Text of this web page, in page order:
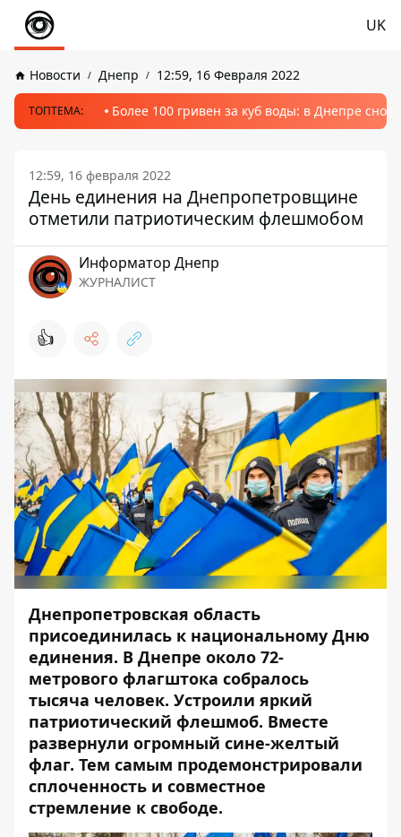
UK
Новости Днепр 12:59, 16 Февраля 2022
ТОПТЕМА: Более 100 гривен за куб воды: в Днепре
12:59, 16 февраля 2022
День единения на Днепропетровщине
отметили патриотическим флешмобом
Информатор Днепр
ЖУРНАЛИСТ
👍
Днепропетровская область
присоединилась к национальному Дню
единения. В Днепре около 72-
метрового флагштока собралось
тысяча человек. Устроили яркий
патриотический флешмоб. Вместе
развернули огромный сине-желтый
флаг. Тем самым продемонстрировали
сплоченность и совместное
стремление к свободе.